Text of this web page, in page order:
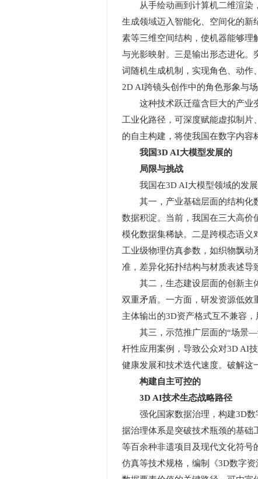
从手绘动画到计算机二维渲染，
生成领域迈入智能化、空间化的
素等三维空间结构，使机器能够理
与光影映射。三是输出形态进化。
词随机生成机制，实现角色、动作
2D AI跨镜头创作中的角色形象与
这种技术跃迁蕴含巨大的产业变
工业化路径，可深度赋能虚拟制
的自主构建，将使我国在数字内容
我国3D AI大模型发展的
局限与挑战
我国在3D AI大模型领域的发展
其一，产业基础层面的结构化数
数据积淀。当前，我国在三大高价
模化数据集稀缺。二是跨模态语义
工业级物理仿真参数，如织物飘
准，差异化拓扑结构与材质表述导
其二，生态建设层面的创新主体
双重矛盾。一方面，研发资源低效
主体输出的3D资产格式互不兼容
其三，示范推广层面的“场景—
杆性应用案例，导致公众对3D AI
健康发展和技术迭代速度。破解
构建自主可控的
3D AI技术生态战略路径
强化国家数据治理，构建3D数
据治理体系是突破技术瓶颈的基础
等百余种非遗项目及现代文化符号
仿真等技术规格，编制《3D数字